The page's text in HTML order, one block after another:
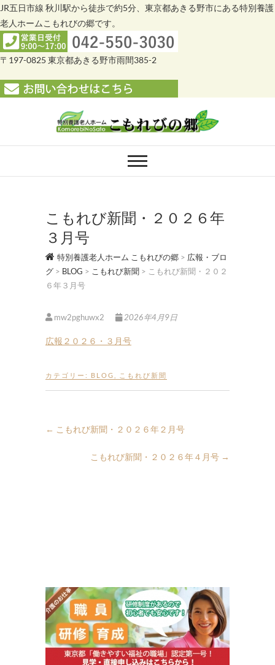
JR五日市線 秋川駅から徒歩で約5分、東京都あきる野市にある特別養護
老人ホームこもれびの郷です。
〒197-0825 東京都あきる野市雨間385-2
特別養護老人ホー
ム こもれびの郷
こもれび新聞・２０２６年
３月号
特別養護老人ホーム こもれびの郷 > 広報・ブロ
グ > BLOG > こもれび新聞 > こもれび新聞・２０２
６年３月号
mw2pghuwx2 2026年4月9日
広報２０２６・３月号
カテゴリー: BLOG こもれび新聞
← こもれび新聞・２０２６年２月号
こもれび新聞・２０２６年４月号 →